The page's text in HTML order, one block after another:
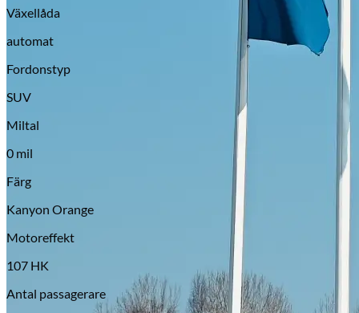
Växellåda
automat
Fordonstyp
SUV
Miltal
0 mil
Färg
Kanyon Orange
Motoreffekt
107 HK
Antal passagerare